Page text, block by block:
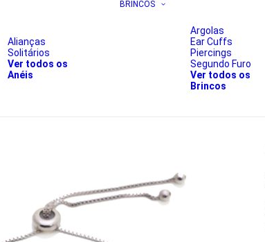
Alianças
Solitários
Ver todos os
Anéis
BRINCOS
Argolas
Ear Cuffs
Piercings
Segundo Furo
Ver todos os
Brincos